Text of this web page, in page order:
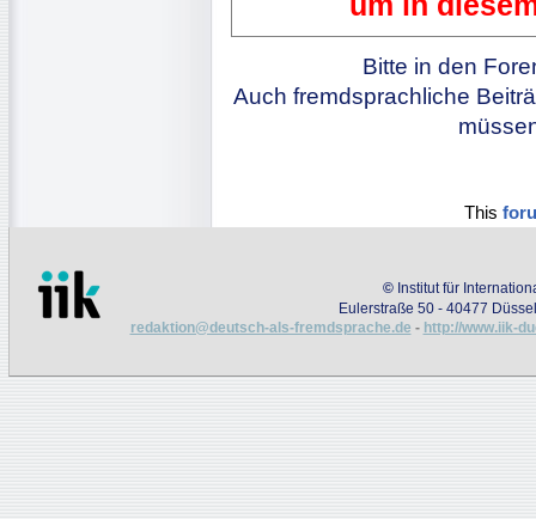
Bitte in den
Auch fremdsprachliche
This
© Institut für
Eulerstraße 50 - 40477
redaktion@deutsch-als-fremdsprache.de - http://www.iik-